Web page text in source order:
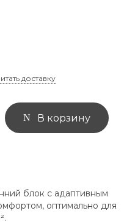
доставку
В корзину
блок с адаптивным
оптимально для